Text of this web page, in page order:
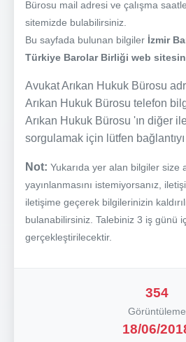
Bürosu mail adresi ve çalışma
sitemizde bulabilirsiniz.
Bu sayfada bulunan bilgiler İzmir
Türkiye Barolar Birliği web
Avukat Arıkan Hukuk Bürosu
Arıkan Hukuk Bürosu telefon
Arıkan Hukuk Bürosu 'ın diğer
sorgulamak için lütfen bağlantıyı
Not: Yukarıda yer alan bilgiler size
yayınlanmasını istemiyorsanız,
iletişime geçerek bilgilerinizin
bulanabilirsiniz. Talebiniz 3 iş günü
gerçekleştirilecektir.
354
Görüntüleme
18/06/